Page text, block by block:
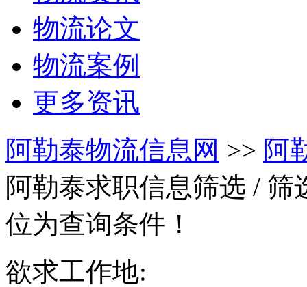
物流论文
物流案例
更多资讯
阿勒泰物流信息网 >> 阿
阿勒泰求职信息筛选 / 筛
位为查询条件！
欲求工作地: